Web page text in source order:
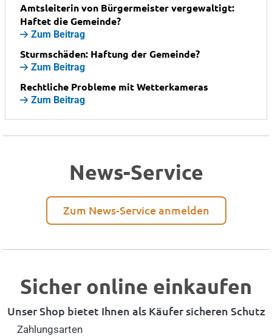
Amtsleiterin von Bürgermeister vergewaltigt:
Haftet die Gemeinde?
Zum Beitrag
Sturmschäden: Haftung der Gemeinde?
Zum Beitrag
Rechtliche Probleme mit Wetterkameras
Zum Beitrag
News-Service
Zum News-Service anmelden
Sicher online einkaufen
Unser Shop bietet Ihnen als Käufer sicheren Schutz
Zahlungsarten